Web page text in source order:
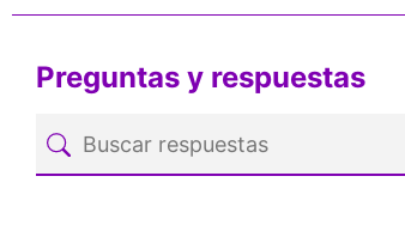
Preguntas y respuestas